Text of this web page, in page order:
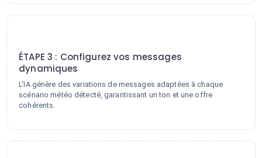
ÉTAPE 3 : Configurez vos messages
dynamiques
L'IA génère des variations de messages adaptées à chaque
scénario météo détecté, garantissant un ton et une offre
cohérents.